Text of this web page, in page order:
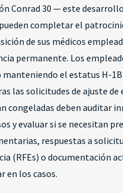
Conrad 30 — este
completar el
de sus médicos
permanente. Los
manteniendo el estatus H-
las solicitudes de ajuste de
congeladas deben auditar
y evaluar si se necesitan
respuestas a
(RFEs) o documentación
en los casos.